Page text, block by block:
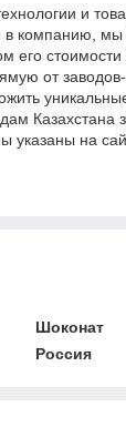
и
в компанию,
его
от заводов-
указаны на
Шоконат
Россия